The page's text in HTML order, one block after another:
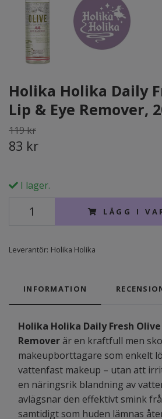
Holika Holika Daily
Lip & Eye Remover,
119 kr
83 kr
I lager.
LÄGG I
Leverantör: Holika Holika
INFORMATION
Holika Holika Daily Fresh Olive
Removerär en kraftfull men
makeupborttagare som enkelt
vattenfast makeup – utan att
en näringsrik blandning av
avlägsnar den effektivt smink
samtidigt som huden lämnas